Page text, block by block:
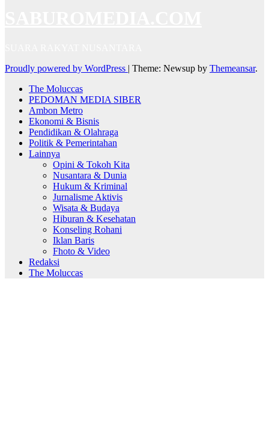
Proudly powered by WordPress | Theme: Newsup by Themeansar.
The Moluccas
PEDOMAN MEDIA SIBER
Ambon Metro
Ekonomi & Bisnis
Pendidikan & Olahraga
Politik & Pemerintahan
Lainnya
Opini & Tokoh Kita
Nusantara & Dunia
Hukum & Kriminal
Jurnalisme Aktivis
Wisata & Budaya
Hiburan & Kesehatan
Konseling Rohani
Iklan Baris
Fhoto & Video
Redaksi
The Moluccas